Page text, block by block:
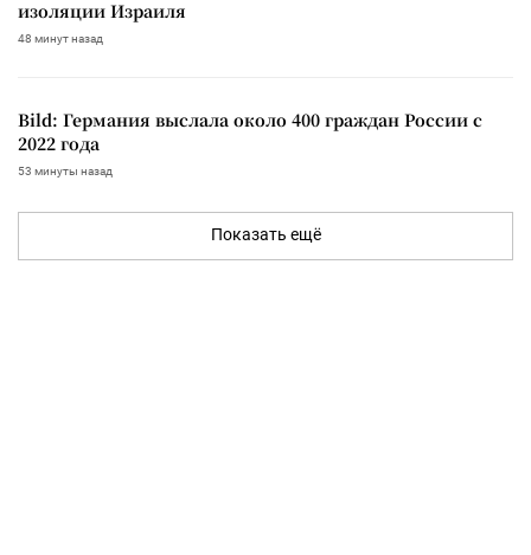
изоляции Израиля
48 минут назад
Bild: Германия выслала около 400 граждан России с
2022 года
53 минуты назад
Показать ещё